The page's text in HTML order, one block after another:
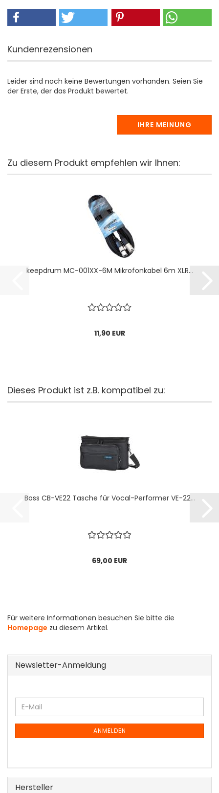
Kundenrezensionen
Leider sind noch keine Bewertungen vorhanden. Seien Sie
der Erste, der das Produkt bewertet.
IHRE MEINUNG
Zu diesem Produkt empfehlen wir Ihnen:
keepdrum MC-001XX-6M Mikrofonkabel 6m XLR...
11,90 EUR
Dieses Produkt ist z.B. kompatibel zu:
Boss CB-VE22 Tasche für Vocal-Performer VE-22...
69,00 EUR
Für weitere Informationen besuchen Sie bitte die
Homepage zu diesem Artikel.
Newsletter-Anmeldung
WEITER
ZUR
NEWSLETTER-
E-
Mail
ANMELDEN
Hersteller